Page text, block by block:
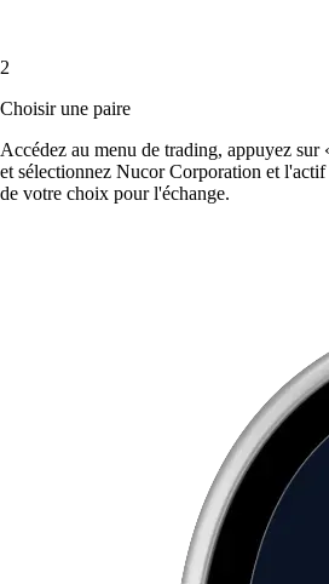
2
Choisir une paire
Accédez au menu de trading, appuyez sur
et sélectionnez Nucor Corporation et
de votre choix pour l'échange.